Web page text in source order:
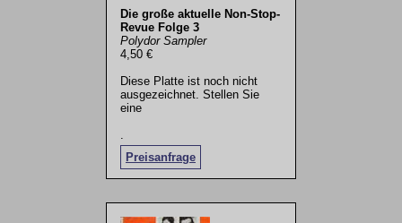
Die große aktuelle Non-Stop-
Revue Folge 3
Polydor Sampler
4,50 €
Diese Platte ist noch nicht
ausgezeichnet. Stellen Sie
eine
Preisanfrage
.